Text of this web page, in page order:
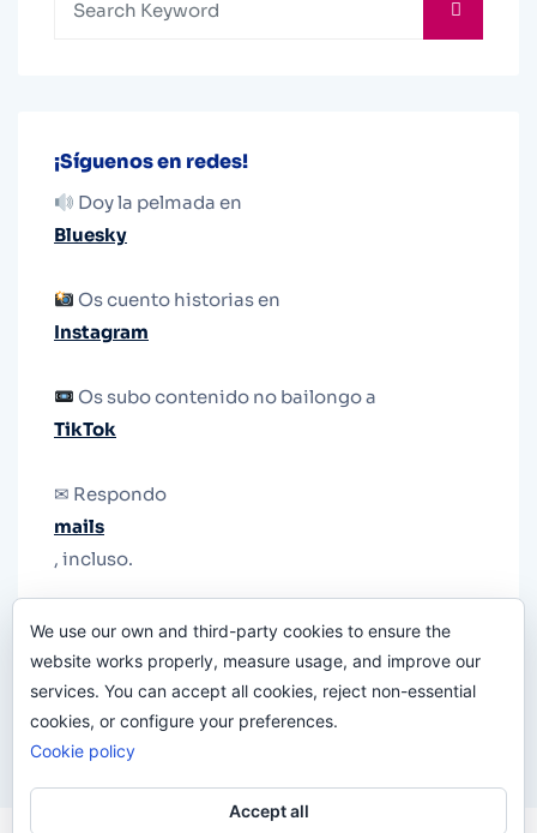
¡Síguenos en redes!
Doy la pelmada en
Bluesky
Os cuento historias en
Instagram
Os subo contenido no bailongo a
TikTok
✉ Respondo
mails
, incluso.
le quiten el teléfono.
We use our own and third-party cookies to ensure the
website works properly, measure usage, and improve our
services. You can accept all cookies, reject non-essential
cookies, or configure your preferences.
Cookie policy
Accept all